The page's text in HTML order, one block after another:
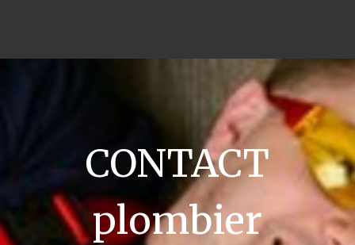
CONTACT
plombier